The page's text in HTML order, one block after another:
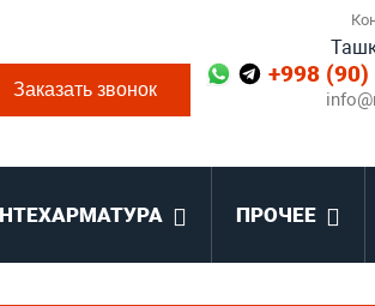
+998
Заказать звонок
ПРОЧЕЕ